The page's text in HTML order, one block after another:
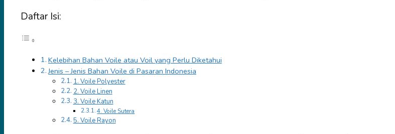
Daftar Isi:
Kelebihan Bahan Voile atau Voil yang Perlu Diketahui
Jenis – Jenis Bahan Voile di Pasaran Indonesia
1. Voile Polyester
2. Voile Linen
3. Voile Katun
4. Voile Sutera
5. Voile Rayon